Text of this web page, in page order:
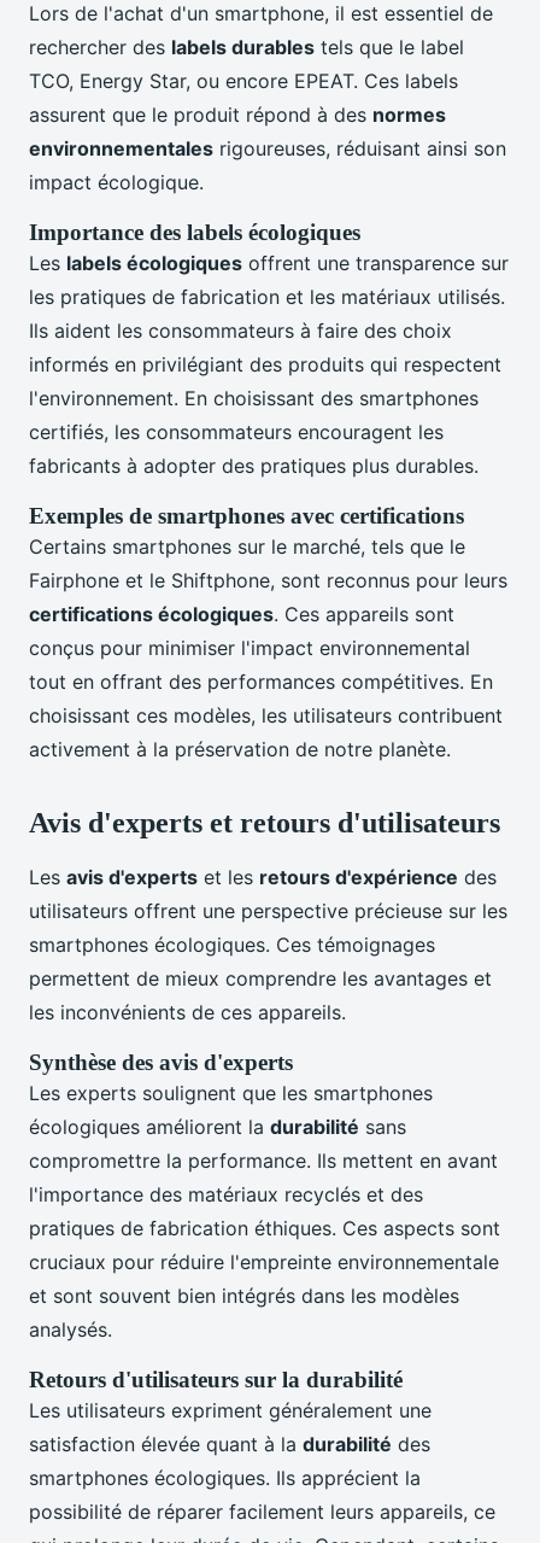
Lors de l'achat d'un smartphone, il est essentiel de
rechercher des labels durables tels que le label
TCO, Energy Star, ou encore EPEAT. Ces labels
assurent que le produit répond à des normes
environnementales rigoureuses, réduisant ainsi son
impact écologique.
Importance des labels écologiques
Les labels écologiques offrent une transparence sur
les pratiques de fabrication et les matériaux utilisés.
Ils aident les consommateurs à faire des choix
informés en privilégiant des produits qui respectent
l'environnement. En choisissant des smartphones
certifiés, les consommateurs encouragent les
fabricants à adopter des pratiques plus durables.
Exemples de smartphones avec certifications
Certains smartphones sur le marché, tels que le
Fairphone et le Shiftphone, sont reconnus pour leurs
certifications écologiques. Ces appareils sont
conçus pour minimiser l'impact environnemental
tout en offrant des performances compétitives. En
choisissant ces modèles, les utilisateurs contribuent
activement à la préservation de notre planète.
Avis d'experts et retours d'utilisateurs
Les avis d'experts et les retours d'expérience des
utilisateurs offrent une perspective précieuse sur les
smartphones écologiques. Ces témoignages
permettent de mieux comprendre les avantages et
les inconvénients de ces appareils.
Synthèse des avis d'experts
Les experts soulignent que les smartphones
écologiques améliorent la durabilité sans
compromettre la performance. Ils mettent en avant
l'importance des matériaux recyclés et des
pratiques de fabrication éthiques. Ces aspects sont
cruciaux pour réduire l'empreinte environnementale
et sont souvent bien intégrés dans les modèles
analysés.
Retours d'utilisateurs sur la durabilité
Les utilisateurs expriment généralement une
satisfaction élevée quant à la durabilité des
smartphones écologiques. Ils apprécient la
possibilité de réparer facilement leurs appareils, ce